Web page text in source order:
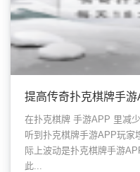
提高传奇扑克棋牌手
在扑克棋牌 手游APP 里减
听到扑克棋牌手游APP玩家
际上波动是扑克棋牌手游
此...